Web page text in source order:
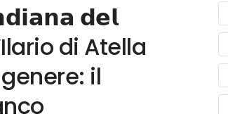
𝗱𝗲𝗹
di Atella
il